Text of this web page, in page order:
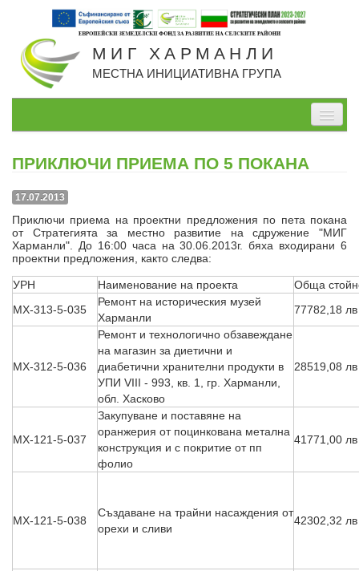
МИГ ХАРМАНЛИ
МЕСТНА ИНИЦИАТИВНА ГРУПА
За нас
Проекти, изпълнявани от МИГ
Проекти по СВОМР
Стратегия
Профил на купувача
Фотогалерия
Нормативна уредба
ПРИКЛЮЧИ ПРИЕМА ПО 5 ПОКАНА
17.07.2013
Приключи приема на проектни предложения по пета покана
от Стратегията за местно развитие на сдружение "МИГ
Харманли". До 16:00 часа на 30.06.2013г. бяха входирани 6
проектни предложения, както следва:
УРН Наименование на проекта
Обща
МХ-313-5-035
Ремонт на историческия музей
Харманли
77782,18 лв
МХ-312-5-036
Ремонт и технологично обзавеждане
на магазин за диетични и
диабетични хранителни продукти в
УПИ VIII - 993, кв. 1, гр. Харманли,
обл. Хасково
28519,08 лв
МХ-121-5-037
Закупуване и поставяне на
оранжерия от поцинкована метална
конструкция и с покритие от пп
фолио
41771,00 лв
МХ-121-5-038
Създаване на трайни насаждения от
орехи и сливи
42302,32 лв